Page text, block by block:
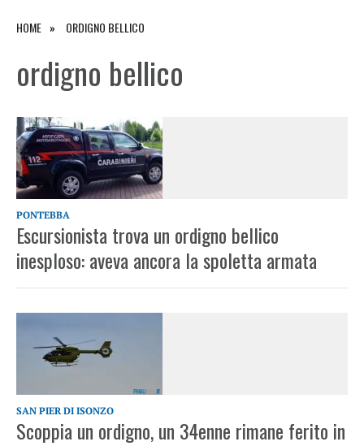
HOME ORDIGNO BELLICO
ordigno bellico
PONTEBBA
Escursionista trova un ordigno bellico
inesploso: aveva ancora la spoletta armata
SAN PIER DI ISONZO
Scoppia un ordigno, un 34enne rimane ferito in